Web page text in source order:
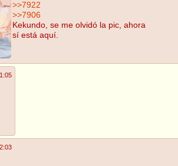
>>7922
>>7906
Kekundo, se me olvidó la pic, ahora
sí está aquí.